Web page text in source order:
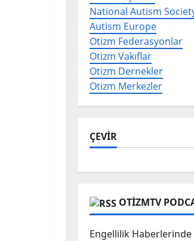
National Autism
Autism Europe
Otizm Federasyonlar
Otizm Vakıflar
Otizm Dernekler
Otizm Merkezler
ÇEVİR
OTIZMTV
Engellilik Haberlerinde